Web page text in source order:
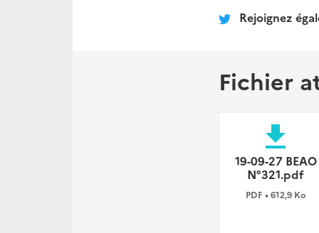
Rejoignez
Fichier
file_download
19-09-27 BEAO
N°321.pdf
PDF • 612,9 Ko